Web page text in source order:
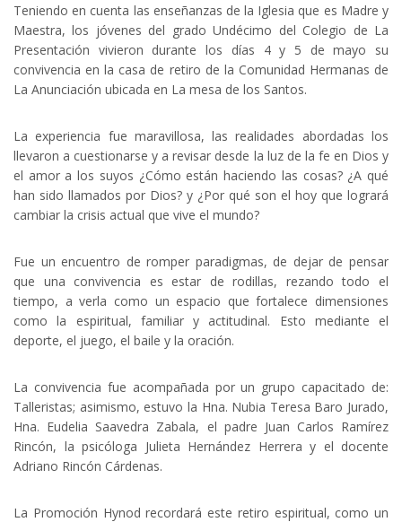
Teniendo en cuenta las enseñanzas de la Iglesia que es Madre y
Maestra, los jóvenes del grado Undécimo del Colegio de La
Presentación vivieron durante los días 4 y 5 de mayo su
convivencia en la casa de retiro de la Comunidad Hermanas de
La Anunciación ubicada en La mesa de los Santos.
La experiencia fue maravillosa, las realidades abordadas los
llevaron a cuestionarse y a revisar desde la luz de la fe en Dios y
el amor a los suyos ¿Cómo están haciendo las cosas? ¿A qué
han sido llamados por Dios? y ¿Por qué son el hoy que logrará
cambiar la crisis actual que vive el mundo?
Fue un encuentro de romper paradigmas, de dejar de pensar
que una convivencia es estar de rodillas, rezando todo el
tiempo, a verla como un espacio que fortalece dimensiones
como la espiritual, familiar y actitudinal. Esto mediante el
deporte, el juego, el baile y la oración.
La convivencia fue acompañada por un grupo capacitado de:
Talleristas; asimismo, estuvo la Hna. Nubia Teresa Baro Jurado,
Hna. Eudelia Saavedra Zabala, el padre Juan Carlos Ramírez
Rincón, la psicóloga Julieta Hernández Herrera y el docente
Adriano Rincón Cárdenas.
La Promoción Hynod recordará este retiro espiritual, como un